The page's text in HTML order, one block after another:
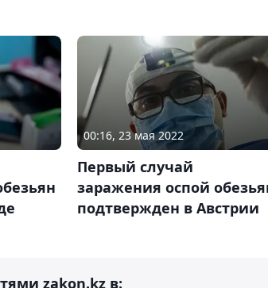
00:16, 23 мая 2022
Первый случай
заражения оспой
подтвержден в Австрии
zakon.kz в: